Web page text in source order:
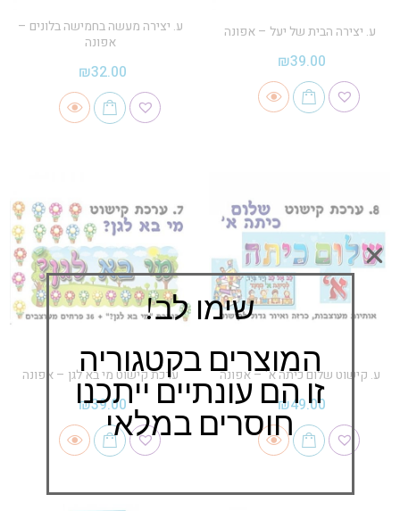
ע. יצירה הבית של יעל – אפונה
₪39.00
ע. יצירה מעשה בחמישה בלונים –
אפונה
₪32.00
ע. קישוט שלום כיתה א' – אפונה
₪49.00
ערכת קישוט מי בא לגן – אפונה
₪39.00
שימו לב!
המוצרים בקטגוריה
זו הם עונתיים ייתכנו
חוסרים במלאי